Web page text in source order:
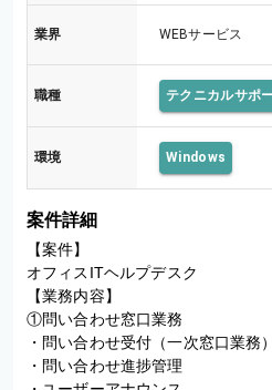
業界 WEBサービス
職種 テクニカルサポ
環境 Windows
案件詳細
【案件】
オフィスITヘルプデスク
【業務内容】
①問い合わせ窓口業務
・問い合わせ受付（一次窓口業務）
・問い合わせ進捗管理